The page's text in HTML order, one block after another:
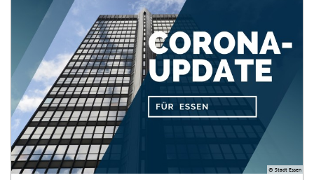
© Stadt Essen